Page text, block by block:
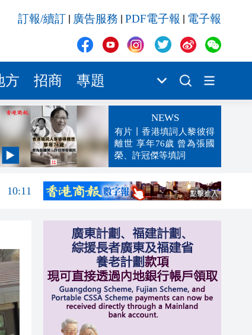
訂報/續訂 廣告服務 PDF電子報 電子報
方 招商 專題
NEWS
有片丨香港填詞人黎彼得
離世 享年76歲 曾為張國
榮、許冠傑等填詞
10:06
10:00